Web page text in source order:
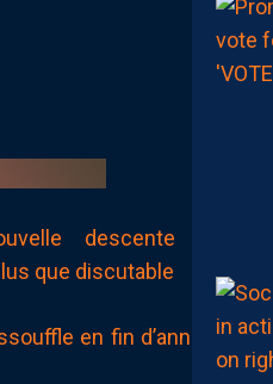
descente et un
que discutable
en fin d’année pour